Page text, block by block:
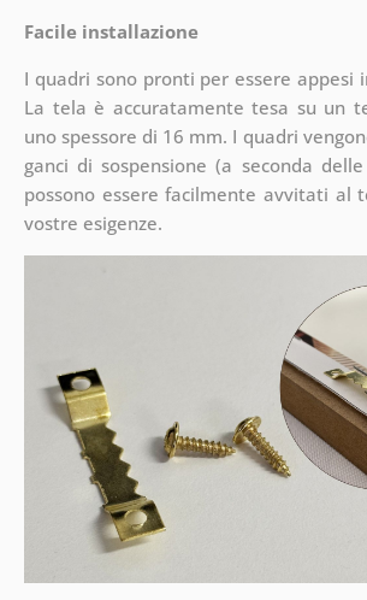
Facile installazione
I quadri sono pronti per essere appesi
La tela è accuratamente tesa su un
uno spessore di 16 mm. I quadri
ganci di sospensione (a seconda
possono essere facilmente avvitati al
vostre esigenze.